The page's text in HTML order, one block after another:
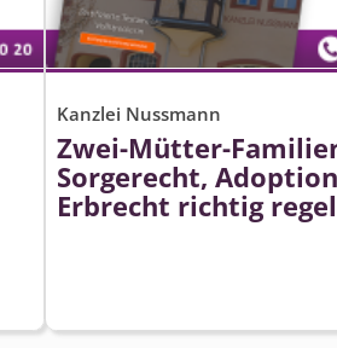
Kanzlei Nussmann
Zwei-Mütter-
Sorgerecht,
Erbrecht richtig